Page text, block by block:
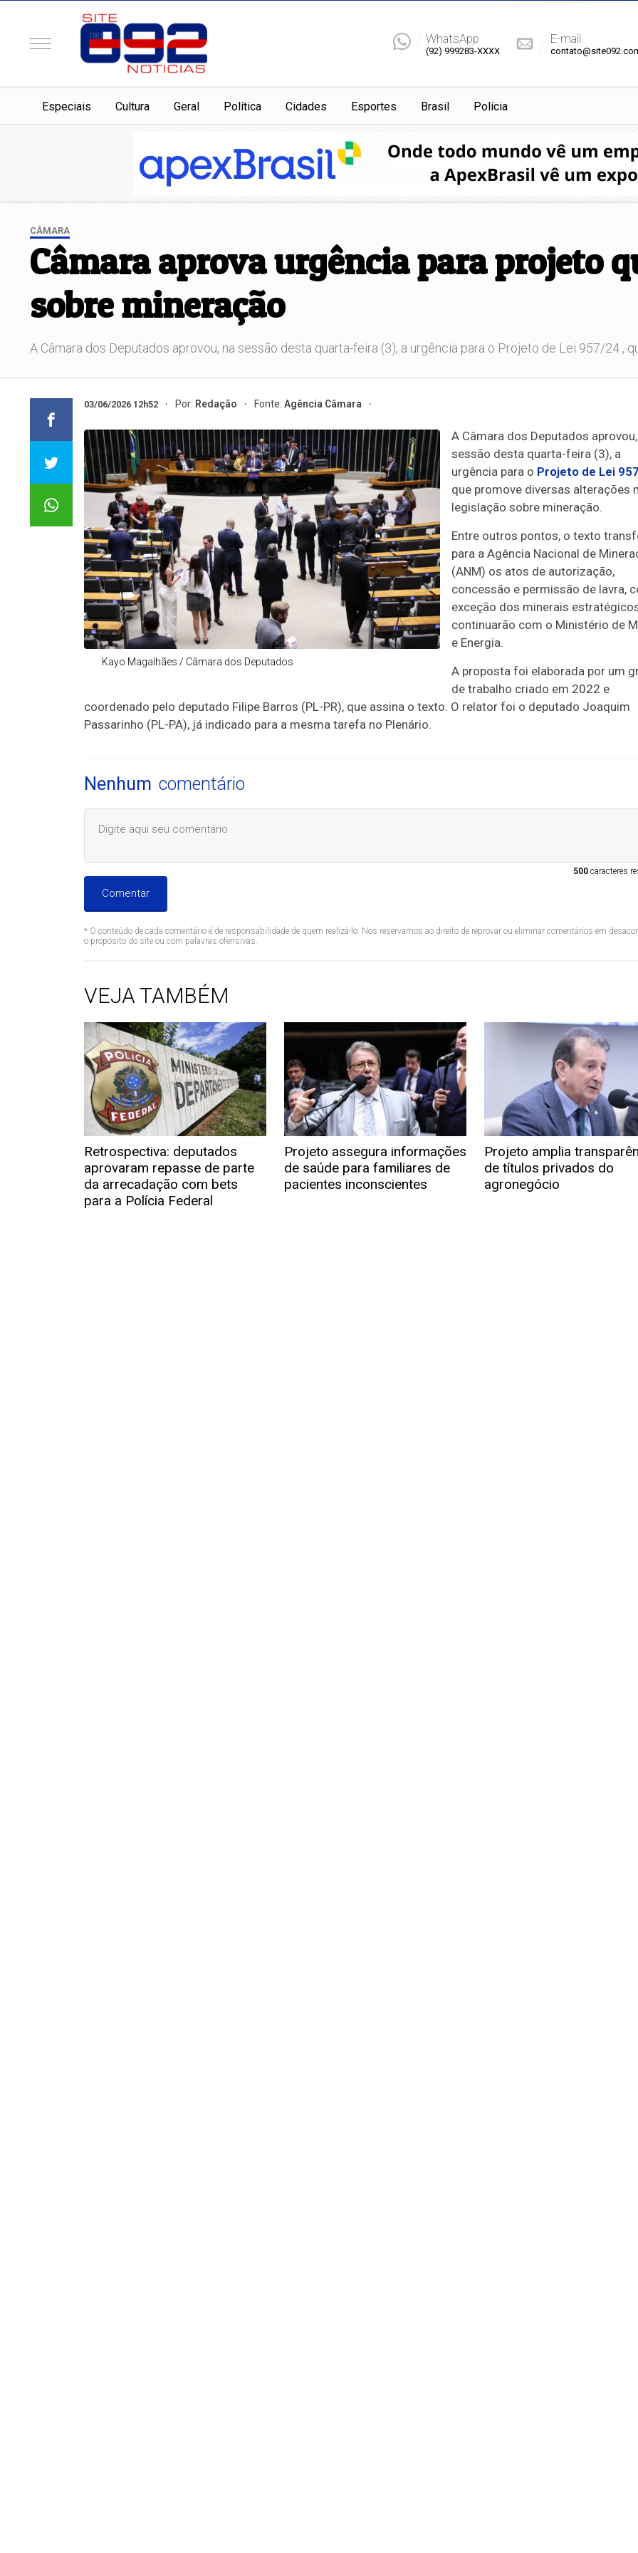
E-mail
WhatsApp
(92) 999283-XXXX
Especiais Cultura Geral Política Cidades Esportes Brasil Polícia
CÂMARA
Câmara aprova urgência para projeto
sobre mineração
A Câmara dos Deputados aprovou, na sessão desta quarta-feira (3), a urgência para o Projeto de Lei 957/24 ,
03/06/2026 12h52 Por: Redação Fonte: Agência Câmara
Kayo Magalhães / Câmara dos Deputados
A Câmara dos Deputados
sessão desta quarta-feira (3), a
urgênciapara o Projeto de Lei
que promove diversas alterações
legislação sobre mineração.
Entre outros pontos, o texto
para a Agência Nacional de
(ANM) os atos de autorização,
concessão e permissão de lavra,
exceção dos minerais
continuarão com o Ministério de
e Energia.
A proposta foi elaborada por um
de trabalho criado em 2022 e
coordenado pelo deputado Filipe Barros (PL-PR), que assina o texto. O relator foi o deputado Joaquim
Passarinho (PL-PA), já indicado para a mesma tarefa no Plenário.
Nenhum comentário
500caracteres
Comentar
* O conteúdo de cada comentário é de responsabilidade de quem realizá-lo. Nos reservamos ao direito de reprovar ou eliminar comentários em
o propósito do site ou com palavras ofensivas.
VEJA TAMBÉM
Retrospectiva: deputados
aprovaram repasse de parte
da arrecadação com bets
para a Polícia Federal
Projeto assegura informações
de saúde para familiares de
pacientes inconscientes
Projeto amplia
de títulos privados do
agronegócio